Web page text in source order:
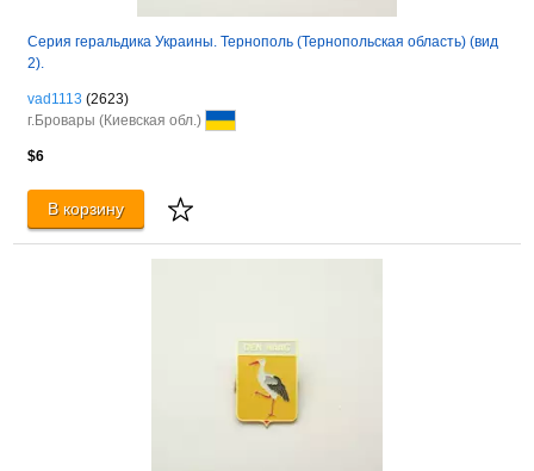
Серия геральдика Украины. Тернополь (Тернопольская область) (вид
2).
vad1113 (2623)
г.Бровары (Киевская обл.)
$6
В корзину